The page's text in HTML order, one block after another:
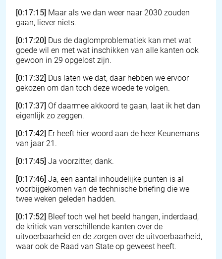
[0:17:15] Maar als we dan weer naar 2030 zouden
gaan, liever niets.
[0:17:20] Dus de daglomproblematiek kan met wat
goede wil en met wat inschikken van alle kanten ook
gewoon in 29 opgelost zijn.
[0:17:32] Dus laten we dat, daar hebben we ervoor
gekozen om dan toch deze woede te volgen.
[0:17:37] Of daarmee akkoord te gaan, laat ik het dan
eigenlijk zo zeggen.
[0:17:42] Er heeft hier woord aan de heer Keunemans
van jaar 21.
[0:17:45] Ja voorzitter, dank.
[0:17:46] Ja, een aantal inhoudelijke punten is al
voorbijgekomen van de technische briefing die we
twee weken geleden hadden.
[0:17:52] Bleef toch wel het beeld hangen, inderdaad,
de kritiek van verschillende kanten over de
uitvoerbaarheid en de zorgen over de uitvoerbaarheid,
waar ook de Raad van State op geweest heeft.